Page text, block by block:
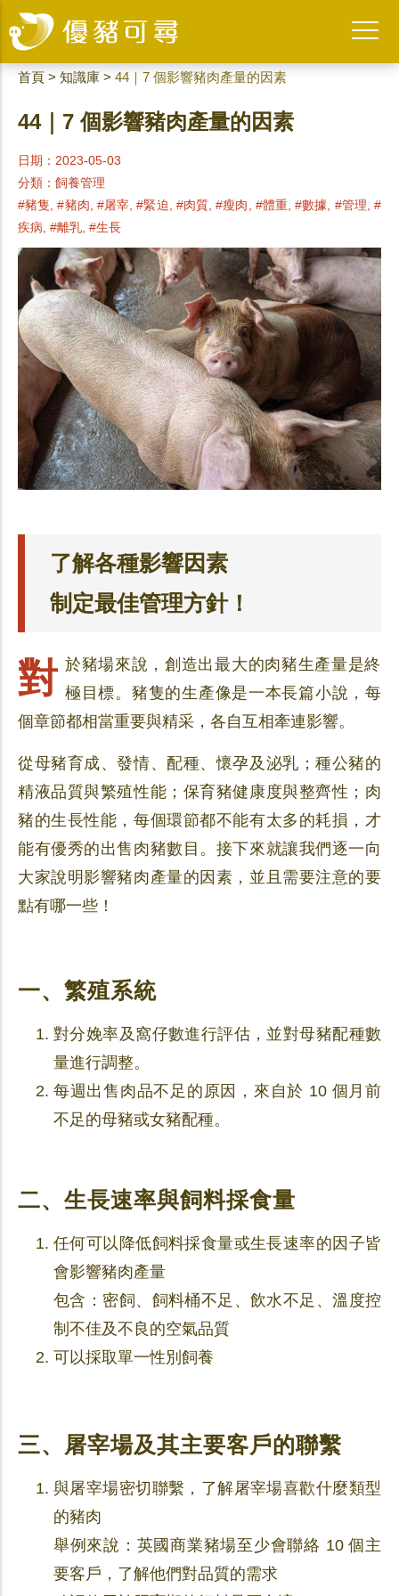
首頁 > 知識庫 > 44｜7 個影響豬肉產量的因素
44｜7 個影響豬肉產量的因素
日期：2023-05-03
分類： 飼養管理
#豬隻, #豬肉, #屠宰, #緊迫, #肉質, #瘦肉, #體重, #數據, #管理, #
疾病, #離乳, #生長
了解各種影響因素
制定最佳管理方針！
對於豬場來說，創造出最大的肉豬生產量是終 極目標。豬隻的生產像是一本長篇小說，每
個章節都相當重要與精采，各自互相牽連影響。
從母豬育成、發情、配種、懷孕及泌乳；種公豬的
精液品質與繁殖性能；保育豬健康度與整齊性；肉
豬的生長性能，每個環節都不能有太多的耗損，才
能有優秀的出售肉豬數目。接下來就讓我們逐一向
大家說明影響豬肉產量的因素，並且需要注意的要
點有哪一些！
一、繁殖系統
對分娩率及窩仔數進行評估，並對母豬配種數
量進行調整。
每週出售肉品不足的原因，來自於 10 個月前
不足的母豬或女豬配種。
二、生長速率與飼料採食量
任何可以降低飼料採食量或生長速率的因子皆
會影響豬肉產量
包含：密飼、飼料桶不足、飲水不足、溫度控
制不佳及不良的空氣品質
可以採取單一性別飼養
三、屠宰場及其主要客戶的聯繫
與屠宰場密切聯繫，了解屠宰場喜歡什麼類型
的豬肉
舉例來說：英國商業豬場至少會聯絡 10 個主
要客戶，了解他們對品質的需求